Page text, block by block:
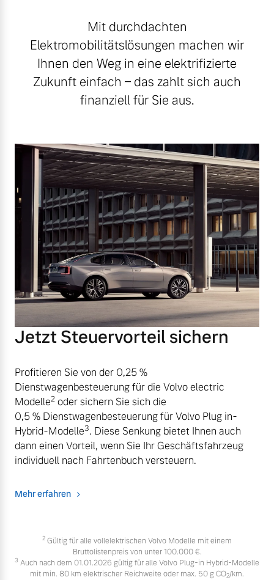
Mit durchdachten
Elektromobilitätslösungen machen wir
Ihnen den Weg in eine elektrifizierte
Zukunft einfach – das zahlt sich auch
finanziell für Sie aus.
Jetzt Steuervorteil sichern
Profitieren Sie von der 0,25 %
Dienstwagenbesteuerung für die Volvo electric
Modelle2 oder sichern Sie sich die
0,5 % Dienstwagenbesteuerung für Volvo Plug in-
Hybrid-Modelle3. Diese Senkung bietet Ihnen auch
dann einen Vorteil, wenn Sie Ihr Geschäftsfahrzeug
individuell nach Fahrtenbuch versteuern.
Mehr erfahren
2 Gültig für alle vollelektrischen Volvo Modelle mit einem
Bruttolistenpreis von unter 100.000 €.
3 Auch nach dem 01.01.2026 gültig für alle Volvo Plug-in Hybrid-Modelle
mit min. 80 km elektrischer Reichweite oder max. 50 g CO2/km.